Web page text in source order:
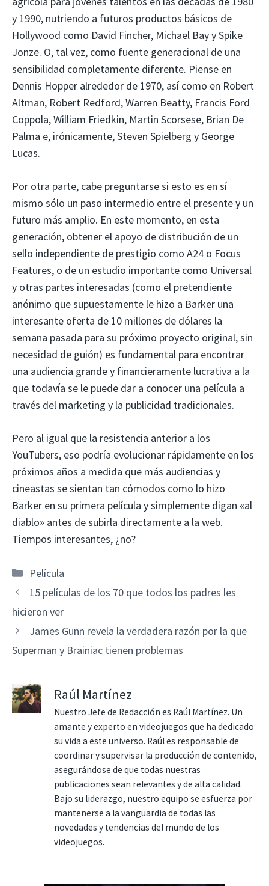
y 1990, nutriendo a futuros productos básicos de
Hollywood como David Fincher, Michael Bay y Spike
Jonze. O, tal vez, como fuente generacional de una
sensibilidad completamente diferente. Piense en
Dennis Hopper alrededor de 1970, así como en Robert
Altman, Robert Redford, Warren Beatty, Francis Ford
Coppola, William Friedkin, Martin Scorsese, Brian De
Palma e, irónicamente, Steven Spielberg y George
Lucas.
Por otra parte, cabe preguntarse si esto es en sí
mismo sólo un paso intermedio entre el presente y un
futuro más amplio. En este momento, en esta
generación, obtener el apoyo de distribución de un
sello independiente de prestigio como A24 o Focus
Features, o de un estudio importante como Universal
y otras partes interesadas (como el pretendiente
anónimo que supuestamente le hizo a Barker una
interesante oferta de 10 millones de dólares la
semana pasada para su próximo proyecto original, sin
necesidad de guión) es fundamental para encontrar
una audiencia grande y financieramente lucrativa a la
que todavía se le puede dar a conocer una película a
través del marketing y la publicidad tradicionales.
Pero al igual que la resistencia anterior a los
YouTubers, eso podría evolucionar rápidamente en los
próximos años a medida que más audiencias y
cineastas se sientan tan cómodos como lo hizo
Barker en su primera película y simplemente digan «al
diablo» antes de subirla directamente a la web.
Tiempos interesantes, ¿no?
Categorías
Película
15 películas de los 70 que todos los padres les
hicieron ver
James Gunn revela la verdadera razón por la que
Superman y Brainiac tienen problemas
Raúl Martínez
Nuestro Jefe de Redacción es Raúl Martínez. Un
amante y experto en videojuegos que ha dedicado
su vida a este universo. Raúl es responsable de
coordinar y supervisar la producción de contenido,
asegurándose de que todas nuestras
publicaciones sean relevantes y de alta calidad.
Bajo su liderazgo, nuestro equipo se esfuerza por
mantenerse a la vanguardia de todas las
novedades y tendencias del mundo de los
videojuegos.